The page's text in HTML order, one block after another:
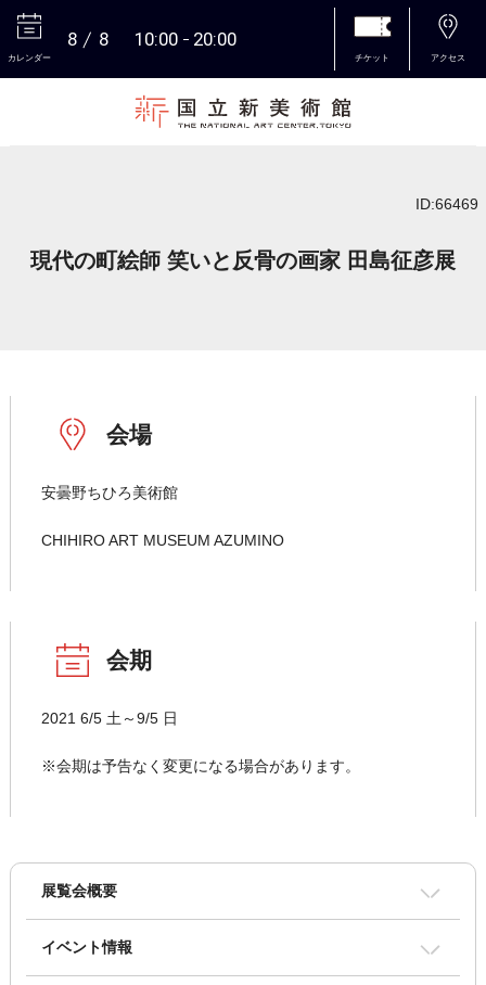
カレンダー
8 8 10:00 20:00
チケット アクセス
ID:66469
現代の町絵師 笑いと反骨の画家 田島征彦展
会場
安曇野ちひろ美術館
CHIHIRO ART MUSEUM AZUMINO
会期
2021 6/5 土～9/5 日
※会期は予告なく変更になる場合があります。
展覧会概要
イベント情報